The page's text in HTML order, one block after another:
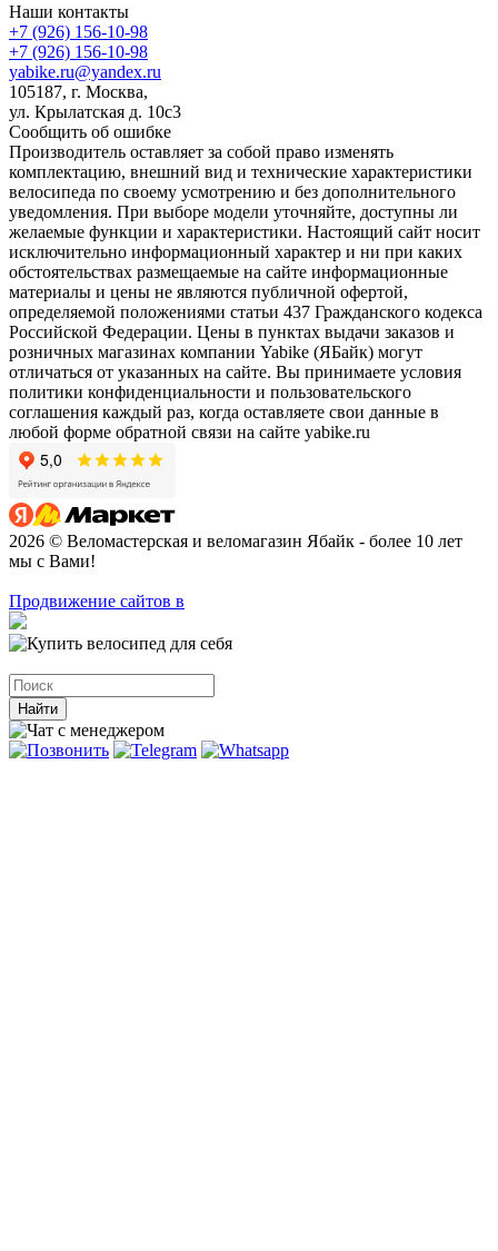
Наши контакты
+7 (926) 156-10-98
+7 (926) 156-10-98
yabike.ru@yandex.ru
105187, г. Москва,
ул. Крылатская д. 10с3
Сообщить об ошибке
Производитель оставляет за собой право изменять
комплектацию, внешний вид и технические характеристики
велосипеда по своему усмотрению и без дополнительного
уведомления. При выборе модели уточняйте, доступны ли
желаемые функции и характеристики. Настоящий сайт носит
исключительно информационный характер и ни при каких
обстоятельствах размещаемые на сайте информационные
материалы и цены не являются публичной офертой,
определяемой положениями статьи 437 Гражданского кодекса
Российской Федерации. Цены в пунктах выдачи заказов и
розничных магазинах компании Yabike (ЯБайк) могут
отличаться от указанных на сайте. Вы принимаете условия
политики конфиденциальности и пользовательского
соглашения каждый раз, когда оставляете свои данные в
любой форме обратной связи на сайте yabike.ru
2026 © Веломастерская и веломагазин Ябайк - более 10 лет
мы с Вами!
Продвижение сайтов в
Найти